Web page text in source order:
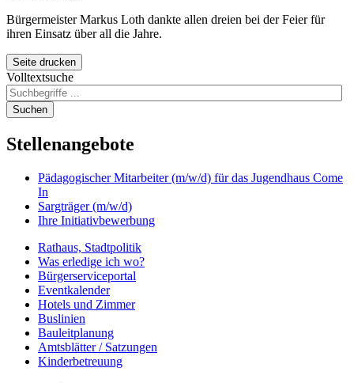
Bürgermeister Markus Loth dankte allen dreien bei der Feier für
ihren Einsatz über all die Jahre.
Seite drucken
Volltextsuche
Suchen
Stellenangebote
Pädagogischer Mitarbeiter (m/w/d) für das Jugendhaus Come
In
Sargträger (m/w/d)
Ihre Initiativbewerbung
Rathaus, Stadtpolitik
Was erledige ich wo?
Bürgerserviceportal
Eventkalender
Hotels und Zimmer
Buslinien
Bauleitplanung
Amtsblätter / Satzungen
Kinderbetreuung